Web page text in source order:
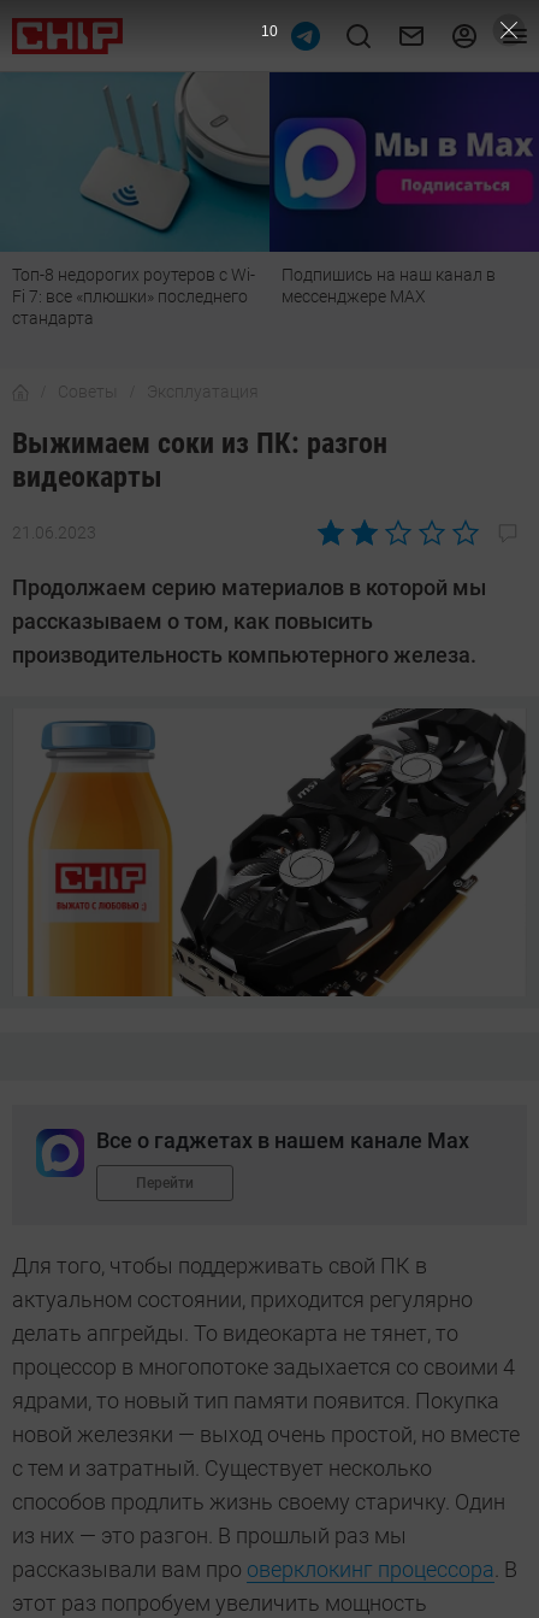
Топ-8 недорогих роутеров с Wi-
Fi 7: все «плюшки» последнего
стандарта
Подпишись на наш канал в
мессенджере МАХ
Советы Эксплуатация
Выжимаем соки из ПК: разгон
видеокарты
21.06.2023
Автор:
Продолжаем серию материалов в которой мы
рассказываем о том, как повысить
производительность компьютерного железа.
Все о гаджетах в нашем канале Max
Перейти
Для того, чтобы поддерживать свой ПК в
актуальном состоянии, приходится регулярно
делать апгрейды. То видеокарта не тянет, то
процессор в многопотоке задыхается со своими 4
ядрами, то новый тип памяти появится. Покупка
новой железяки — выход очень простой, но вместе
с тем и затратный. Существует несколько
способов продлить жизнь своему старичку. Один
из них — это разгон. В прошлый раз мы
рассказывали вам про оверклокинг процессора . В
этот раз попробуем увеличить мощность
9